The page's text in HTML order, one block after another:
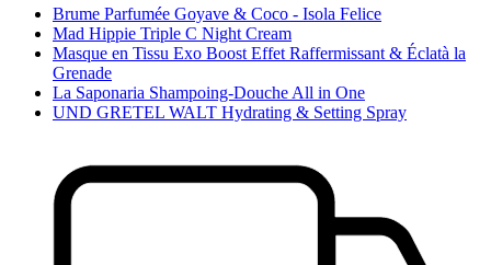
Brume Parfumée Goyave & Coco - Isola Felice
Mad Hippie Triple C Night Cream
Masque en Tissu Exo Boost Effet Raffermissant & Éclatà la
Grenade
La Saponaria Shampoing-Douche All in One
UND GRETEL WALT Hydrating & Setting Spray